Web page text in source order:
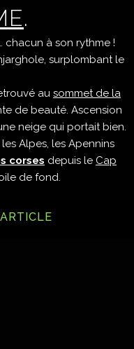
.
chacun à son rythme !
surplombant le
au sommet de la
de beauté. Ascension
neige qui portait bien.
Alpes, les Apennins
corses depuis le Cap
de fond.